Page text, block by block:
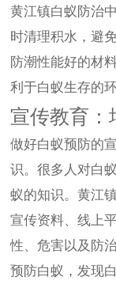
黄江镇白蚁防治
时清理积水，避
防潮性能好的材
利于白蚁生存的
宣传教育：
做好白蚁预防的
识。很多人对白
蚁的知识。黄江
宣传资料、线上
性、危害以及防
预防白蚁，发现